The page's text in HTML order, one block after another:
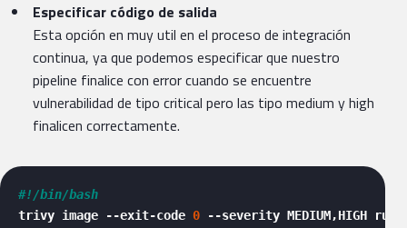
Especificar código de salida
Esta opción en muy util en el proceso de integración
continua, ya que podemos especificar que nuestro
pipeline finalice con error cuando se encuentre
vulnerabilidad de tipo critical pero las tipo medium y high
finalicen correctamente.
#!/bin/bash
trivy image --exit-code 0 --severity MEDIUM,HIGH